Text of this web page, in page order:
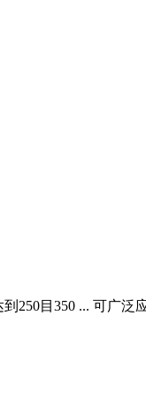
目350 ... 可广